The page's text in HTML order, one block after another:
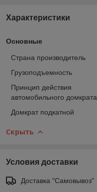
Характеристики
Основные
Страна производитель
Грузоподъемность
Принцип действия
автомобильного домкрата
Домкрат подкатной
Скрыть
Условия доставки
Доставка "Самовывоз"